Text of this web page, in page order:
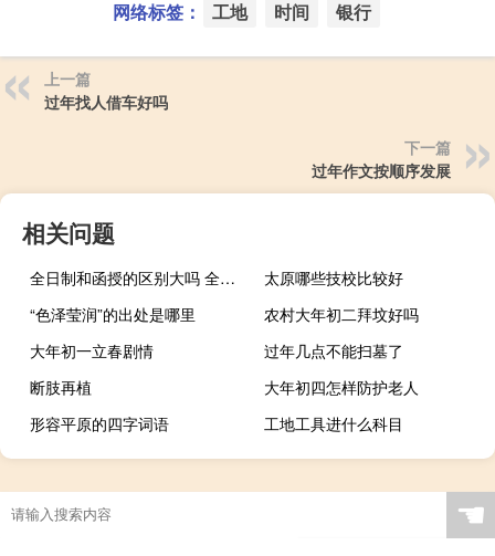
网络标签： 工地 时间 银行
上一篇
过年找人借车好吗
下一篇
过年作文按顺序发展
相关问题
全日制和函授的区别大吗 全日制和函授的区别是什么
太原哪些技校比较好
“色泽莹润”的出处是哪里
农村大年初二拜坟好吗
大年初一立春剧情
过年几点不能扫墓了
断肢再植
大年初四怎样防护老人
形容平原的四字词语
工地工具进什么科目
☚